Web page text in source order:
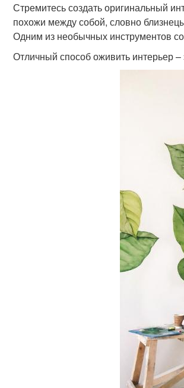
Стремитесь создать оригинальный
похожи между собой, словно
Одним из необычных инструментов
Отличный способ оживить интерьер